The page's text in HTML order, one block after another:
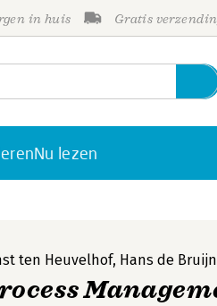
in huis Gratis
Nu lezen
ten Heuvelhof, Hans de Bruijn